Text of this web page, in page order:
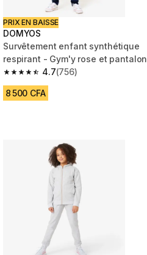
PRIX EN BAISSE
DOMYOS
Survêtement enfant synthétique
respirant - Gym'y rose et pantalon
marine
4.7
4.7 out of 5 stars from 756 reviews
(756)
8 500 CFA